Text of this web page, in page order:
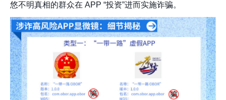
悠不明真相的群众在 APP “投资”进而实施诈骗。